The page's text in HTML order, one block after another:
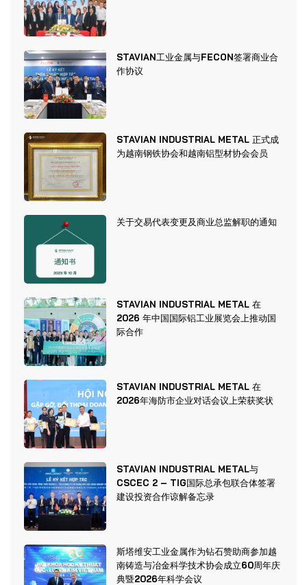
STAVIAN工业金属与FECON签署商业合
作协议
STAVIAN INDUSTRIAL METAL 正式成
为越南钢铁协会和越南铝型材协会会员
关于交易代表变更及商业总监解职的通知
STAVIAN INDUSTRIAL METAL 在
2026 年中国国际铝工业展览会上推动国
际合作
STAVIAN INDUSTRIAL METAL 在
2026年海防市企业对话会议上荣获奖状
STAVIAN INDUSTRIAL METAL与
CSCEC 2 – TIG国际总承包联合体签署
建设投资合作谅解备忘录
斯塔维安工业金属作为钻石赞助商参加越
南铸造与冶金科学技术协会成立60周年庆
典暨2026年科学会议